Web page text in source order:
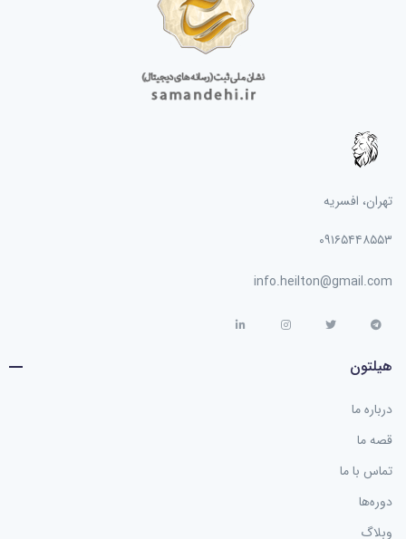
تهران، افسریه
۰۹۱۶۵۴۴۸۵۵۳
info.heilton@gmail.com
هیلتون
درباره ما
قصه ما
تماس با ما
دوره‌ها
وبلاگ